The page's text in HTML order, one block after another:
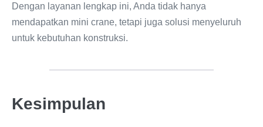
Dengan layanan lengkap ini, Anda tidak hanya
mendapatkan mini crane, tetapi juga solusi menyeluruh
untuk kebutuhan konstruksi.
Kesimpulan